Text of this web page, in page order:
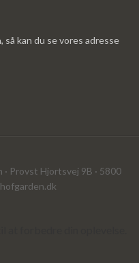
kan du se vores adresse
Provst Hjortsvej 9B · 5800